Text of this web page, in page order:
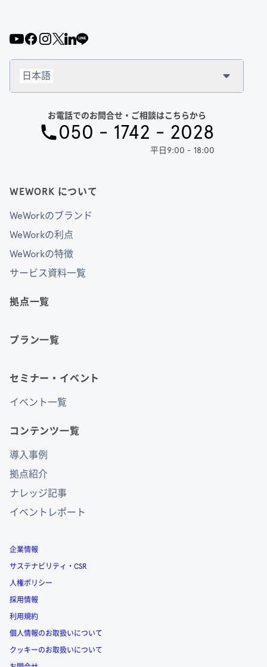
WEWORK について
WeWorkのブランド
WeWorkの利点
WeWorkの特徴
サービス資料一覧
拠点一覧
プラン一覧
セミナー・イベント
イベント一覧
コンテンツ一覧
導入事例
拠点紹介
ナレッジ記事
イベントレポート
お電話でのお問合せ・ご相談はこちらから
050 - 1742 - 2028
平日9:00 - 18:00
日本語
企業情報
サステナビリティ・CSR
人権ポリシー
採用情報
利用規約
個人情報のお取扱いについて
クッキーのお取扱いについて